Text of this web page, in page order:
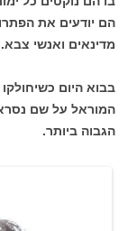
הם יודעים את
מדינאים ואנשי צבא.
בבוא היום
המוראל על שם
הגבוה ביותר.